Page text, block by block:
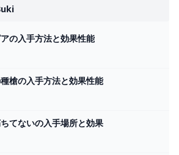
の入手方法と効果性能
槍の入手方法と効果性能
てないの入手場所と効果